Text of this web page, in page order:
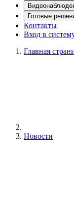
Готовые
Контакты
Вход в
Главная
Новости